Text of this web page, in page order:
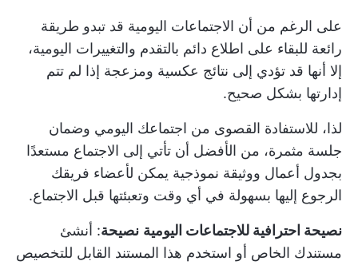
على الرغم من أن الاجتماعات اليومية قد تبدو طريقة
رائعة للبقاء على اطلاع دائم بالتقدم والتغييرات اليومية،
إلا أنها قد تؤدي إلى نتائج عكسية ومزعجة إذا لم تتم
إدارتها بشكل صحيح.
لذا، للاستفادة القصوى من اجتماعك اليومي وضمان
جلسة مثمرة، من الأفضل أن تأتي إلى الاجتماع مستعدًا
بجدول أعمال ووثيقة نموذجية يمكن لأعضاء فريقك
الرجوع إليها بسهولة في أي وقت وتعبئتها قبل الاجتماع.
نصيحة احترافية للاجتماعات اليومية نصيحة: أنشئ
مستندك الخاص أو استخدم هذا المستند القابل للتخصيص